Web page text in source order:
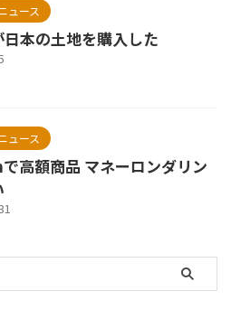
ュース
日本の土地を購入した
ュース
高額商品 マネーロンダリン